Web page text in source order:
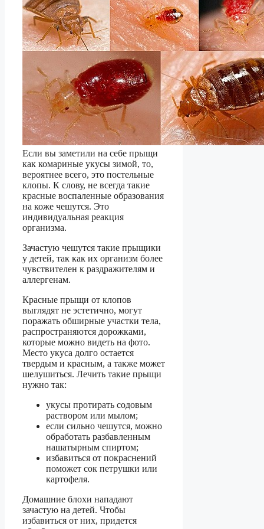
Если вы заметили на себе прыщи
как комариные укусы зимой, то,
вероятнее всего, это постельные
клопы. К слову, не всегда такие
красные воспаленные образования
на коже чешутся. Это
индивидуальная реакция
организма.
Зачастую чешутся такие прыщики
у детей, так как их организм более
чувствителен к раздражителям и
аллергенам.
Красные прыщи от клопов
выглядят не эстетично, могут
поражать обширные участки тела,
распространяются дорожками,
которые можно видеть на фото.
Место укуса долго остается
твердым и красным, а также может
шелушиться. Лечить такие прыщи
нужно так:
укусы протирать содовым
раствором или мылом;
если сильно чешутся, можно
обработать разбавленным
нашатырным спиртом;
избавиться от покраснений
поможет сок петрушки или
картофеля.
Домашние блохи нападают
зачастую на детей. Чтобы
избавиться от них, придется